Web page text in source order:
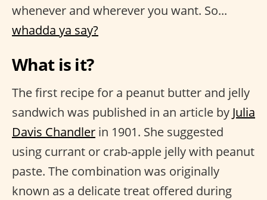
whenever and wherever you want. So...
whadda ya say?
What is it?
The first recipe for a peanut butter and jelly
sandwich was published in an article by Julia
Davis Chandler in 1901. She suggested
using currant or crab-apple jelly with peanut
paste. The combination was originally
known as a delicate treat offered during